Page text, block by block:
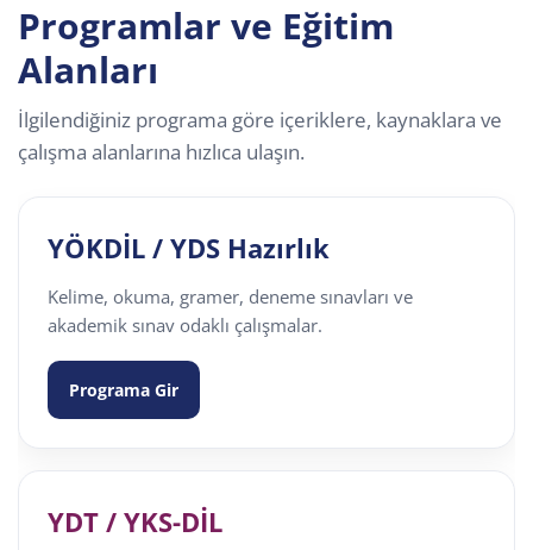
Programlar ve Eğitim
Alanları
İlgilendiğiniz programa göre içeriklere, kaynaklara ve
çalışma alanlarına hızlıca ulaşın.
YÖKDİL / YDS Hazırlık
Kelime, okuma, gramer, deneme sınavları ve
akademik sınav odaklı çalışmalar.
Programa Gir
YDT / YKS-DİL